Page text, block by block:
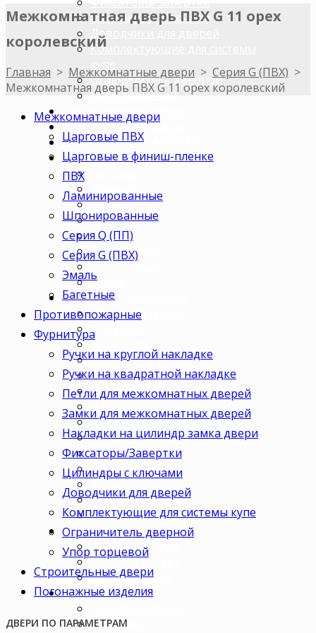
Цилиндры с ключами
Доводчики для дверей
Комплектующие для системы
Ограничитель дверной
Упор торцевой
Погонажные изделия
Строительные двери
ДВЕРИ ПО ПАРАМЕТРАМ
Двери по цветам
Бежевые
Венге
Орех
Беленый дуб
Коричневые
Серые
Двери по назначению
В ванную/туалет
Для кухни
В комнату
В кабинет
В детскую
В спальню
В зал
В гардеробную
В коридор
В кладовку
В офис
В коттедж
Для дачи
Ценовая категория
Двери премиум
Двери стандарт
Двери эконом
Комплектация
Комплект
Межкомнатная дверь ПВХ G 11 орех
королевский
Главная > Межкомнатные двери > Серия G (ПВХ) >
Межкомнатная дверь ПВХ G 11 орех королевский
Межкомнатные двери
Царговые ПВХ
Царговые в финиш-пленке
ПВХ
Ламинированные
Шпонированные
Серия Q (ПП)
Серия G (ПВХ)
Эмаль
Багетные
Противопожарные
Фурнитура
Ручки на круглой накладке
Ручки на квадратной накладке
Петли для межкомнатных дверей
Замки для межкомнатных дверей
Накладки на цилиндр замка двери
Фиксаторы/Завертки
Цилиндры с ключами
Доводчики для дверей
Комплектующие для системы купе
Ограничитель дверной
Упор торцевой
Строительные двери
Погонажные изделия
ДВЕРИ ПО ПАРАМЕТРАМ